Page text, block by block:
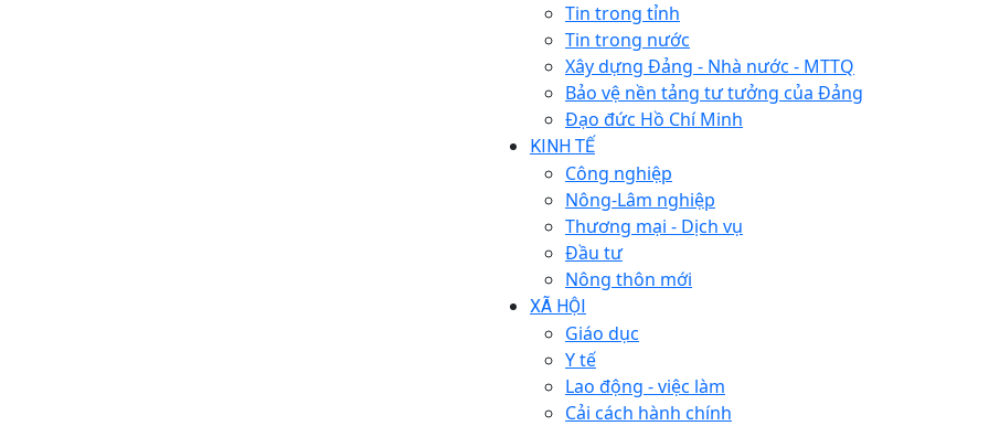
Tin trong tỉnh
Tin trong nước
Xây dựng Đảng - Nhà nước - MTTQ
Bảo vệ nền tảng tư tưởng của Đảng
Đạo đức Hồ Chí Minh
KINH TẾ
Công nghiệp
Nông-Lâm nghiệp
Thương mại - Dịch vụ
Đầu tư
Nông thôn mới
XÃ HỘI
Giáo dục
Y tế
Lao động - việc làm
Cải cách hành chính